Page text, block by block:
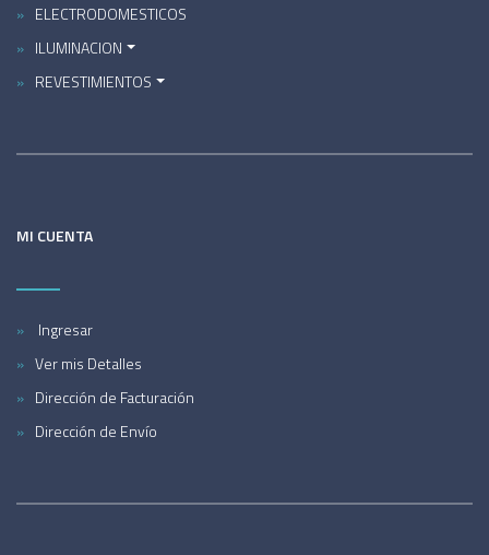
ELECTRODOMESTICOS
ILUMINACION
REVESTIMIENTOS
MI CUENTA
Ingresar
Ver mis Detalles
Dirección de Facturación
Dirección de Envío